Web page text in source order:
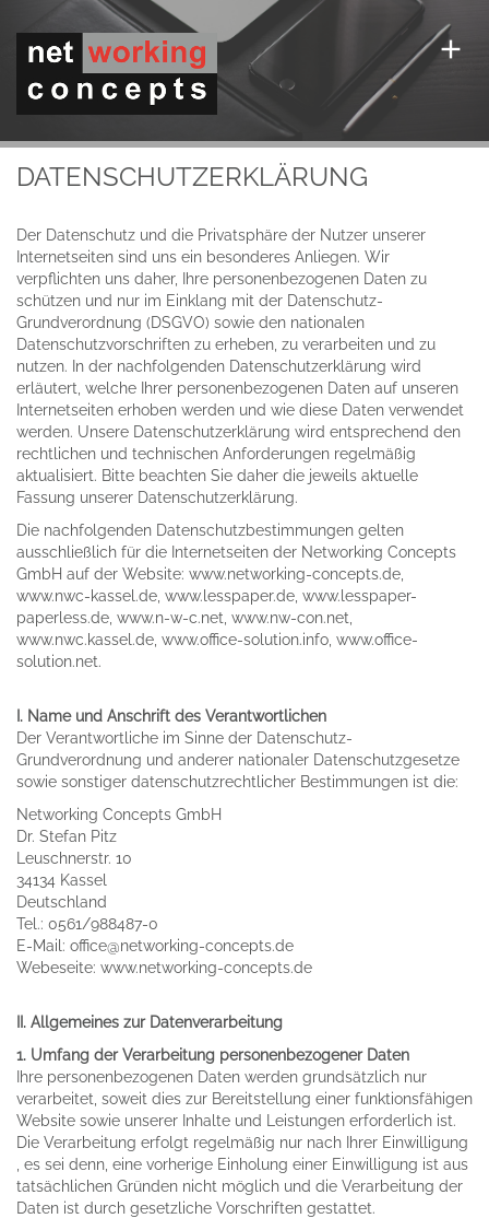
DATENSCHUTZERKLÄRUNG
Der Datenschutz und die Privatsphäre der Nutzer unserer
Internetseiten sind uns ein besonderes Anliegen. Wir
verpflichten uns daher, Ihre personenbezogenen Daten zu
schützen und nur im Einklang mit der Datenschutz-
Grundverordnung (DSGVO) sowie den nationalen
Datenschutzvorschriften zu erheben, zu verarbeiten und zu
nutzen. In der nachfolgenden Datenschutzerklärung wird
erläutert, welche Ihrer personenbezogenen Daten auf unseren
Internetseiten erhoben werden und wie diese Daten verwendet
werden. Unsere Datenschutzerklärung wird entsprechend den
rechtlichen und technischen Anforderungen regelmäßig
aktualisiert. Bitte beachten Sie daher die jeweils aktuelle
Fassung unserer Datenschutzerklärung.
Die nachfolgenden Datenschutzbestimmungen gelten
ausschließlich für die Internetseiten der Networking Concepts
GmbH auf der Website: www.networking-concepts.de,
www.nwc-kassel.de, www.lesspaper.de, www.lesspaper-
paperless.de, www.n-w-c.net, www.nw-con.net,
www.nwc.kassel.de, www.office-solution.info, www.office-
solution.net.
I. Name und Anschrift des Verantwortlichen
Der Verantwortliche im Sinne der Datenschutz-
Grundverordnung und anderer nationaler Datenschutzgesetze
sowie sonstiger datenschutzrechtlicher Bestimmungen ist die:
Networking Concepts GmbH
Dr. Stefan Pitz
Leuschnerstr. 10
34134 Kassel
Deutschland
Tel.: 0561/988487-0
E-Mail: office@networking-concepts.de
Webeseite: www.networking-concepts.de
II. Allgemeines zur Datenverarbeitung
1. Umfang der Verarbeitung personenbezogener Daten
Ihre personenbezogenen Daten werden grundsätzlich nur
verarbeitet, soweit dies zur Bereitstellung einer funktionsfähigen
Website sowie unserer Inhalte und Leistungen erforderlich ist.
Die Verarbeitung erfolgt regelmäßig nur nach Ihrer Einwilligung
, es sei denn, eine vorherige Einholung einer Einwilligung ist aus
tatsächlichen Gründen nicht möglich und die Verarbeitung der
Daten ist durch gesetzliche Vorschriften gestattet.